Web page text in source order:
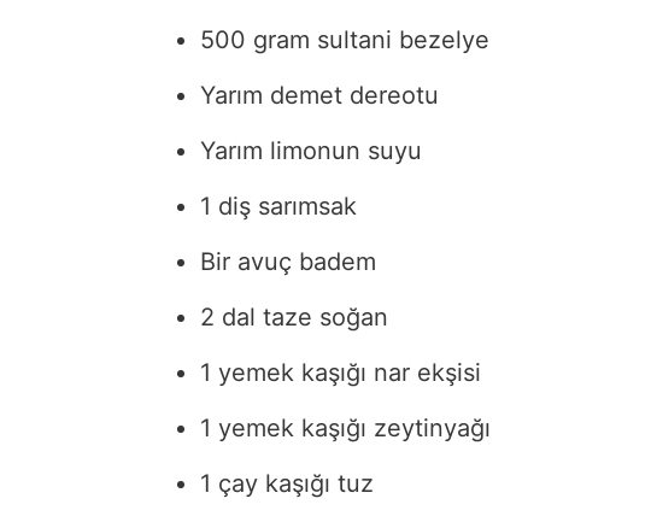
500 gram sultani bezelye
Yarım demet dereotu
Yarım limonun suyu
1 diş sarımsak
Bir avuç badem
2 dal taze soğan
1 yemek kaşığı nar ekşisi
1 yemek kaşığı zeytinyağı
1 çay kaşığı tuz